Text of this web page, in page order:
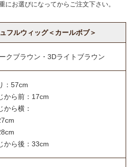
にお選びになってからご注文下さい。
フルウィッグ＜カールボブ＞
クブラウン・3Dライトブラウン
：57cm
から前：17cm
から横：
から後：33cm